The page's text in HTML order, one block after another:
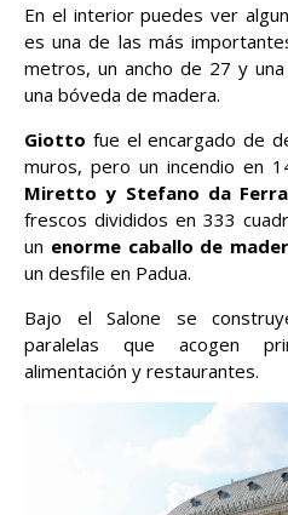
En el interior puedes ver
es una de las más
metros, un ancho de 27 y
una bóveda de madera.
Giotto fue el encargado de
muros, pero un incendio en
Miretto y Stefano da
frescos divididos en 333
un enorme caballo de
un desfile en Padua.
Bajo el Salone se
paralelas que acogen
alimentación y restaurantes.